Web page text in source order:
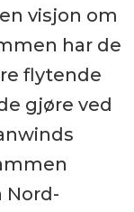
visjon om
har de
flytende
gjøre ved
Nord-